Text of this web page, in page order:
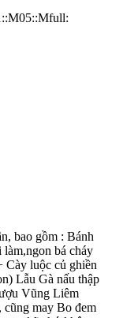
bao gồm : Bánh
bá cháy
Cày luộc củ ghiền
Lẫu Gà nấu thập
Vũng Liêm
may Bo đem